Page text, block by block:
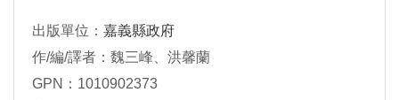
出版單位： 嘉義縣政府
作/編/譯者：魏三峰、洪馨蘭
GPN：1010902373